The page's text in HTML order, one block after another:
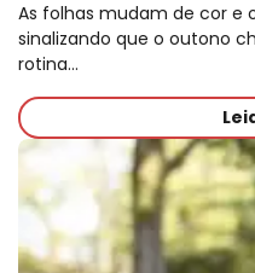
As folhas mudam de cor e
sinalizando que o outono
rotina…